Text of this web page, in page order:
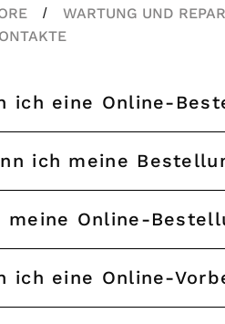
/ WARTUNG UND
ich eine Online-
ich meine
meine Online-
ich eine Online-